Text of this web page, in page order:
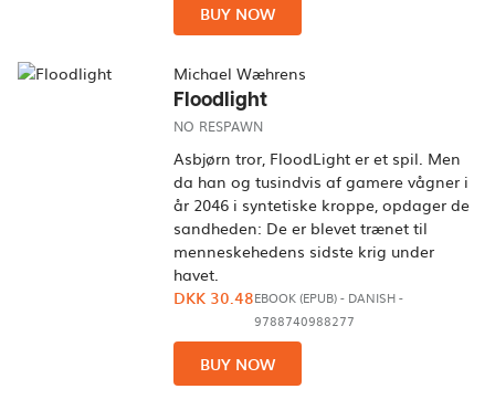
BUY NOW
Michael Wæhrens
Floodlight
NO RESPAWN
Asbjørn tror, FloodLight er et spil. Men
da han og tusindvis af gamere vågner i
år 2046 i syntetiske kroppe, opdager de
sandheden: De er blevet trænet til
menneskehedens sidste krig under
havet.
DKK 30.48EBOOK (EPUB)- DANISH-
9788740988277
BUY NOW